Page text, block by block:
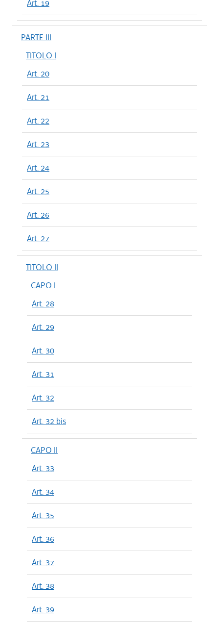
Art. 19
PARTE III
TITOLO I
Art. 20
Art. 21
Art. 22
Art. 23
Art. 24
Art. 25
Art. 26
Art. 27
TITOLO II
CAPO I
Art. 28
Art. 29
Art. 30
Art. 31
Art. 32
Art. 32 bis
CAPO II
Art. 33
Art. 34
Art. 35
Art. 36
Art. 37
Art. 38
Art. 39